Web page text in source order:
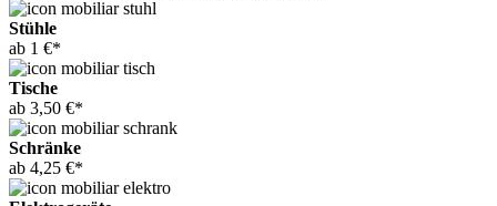
Stühle
ab 1 €*
Tische
ab 3,50 €*
Schränke
ab 4,25 €*